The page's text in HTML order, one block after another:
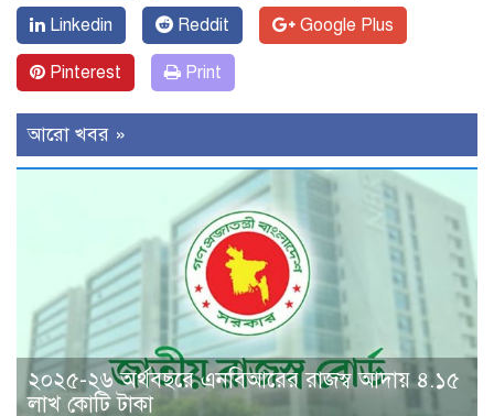
Linkedin Reddit Google Plus
Pinterest Print
আরো খবর »
২০২৫-২৬ অর্থবছরে এনবিআরের রাজস্ব আদায় ৪.১৫
লাখ কোটি টাকা